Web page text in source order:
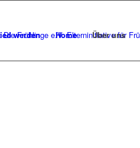
werden Home Über uns